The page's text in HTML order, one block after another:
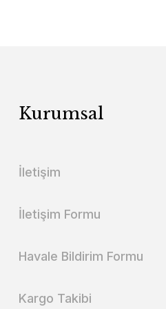
Kurumsal
İletişim
İletişim Formu
Havale Bildirim Formu
Kargo Takibi